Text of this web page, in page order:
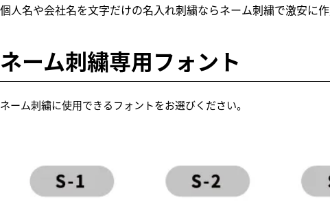
個人名や会社名を文字だけの名入れ刺繍ならネーム刺繍で激安に
ネーム刺繍専用フォント
ネーム刺繍に使用できるフォントをお選びください。